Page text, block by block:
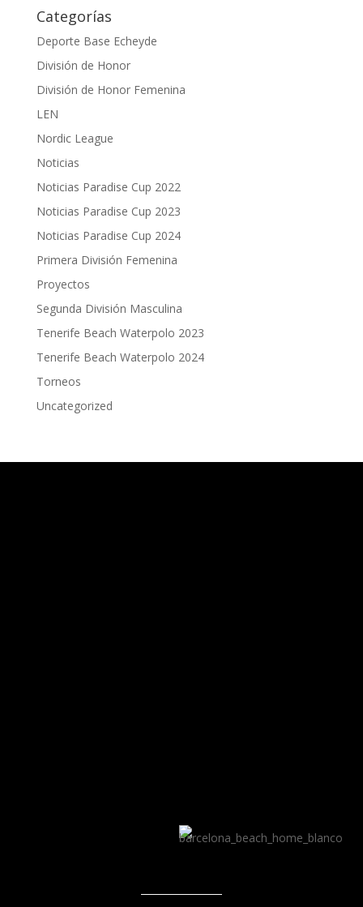
Categorías
Deporte Base Echeyde
División de Honor
División de Honor Femenina
LEN
Nordic League
Noticias
Noticias Paradise Cup 2022
Noticias Paradise Cup 2023
Noticias Paradise Cup 2024
Primera División Femenina
Proyectos
Segunda División Masculina
Tenerife Beach Waterpolo 2023
Tenerife Beach Waterpolo 2024
Torneos
Uncategorized